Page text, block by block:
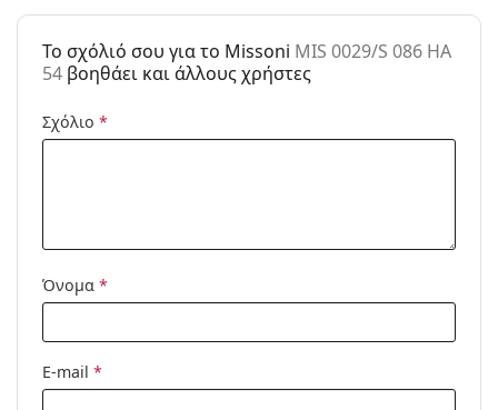
Χρήση:
Μόδα
Μοντέλο:
MIS 0029/S 086 HA 54
To σχόλιό σου για το Missoni MIS 0029/S 086 HA
54 βοηθάει και άλλους χρήστες
Σχόλιο *
Όνομα *
E-mail *